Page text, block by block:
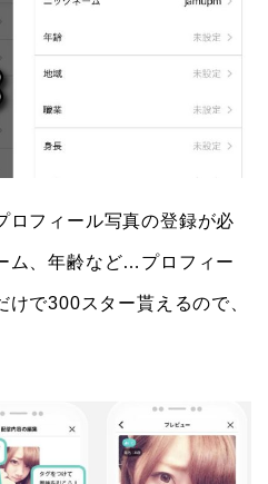
ロフィール写真の登録が必
ム、年齢など…プロフィー
で300スター貰えるので、